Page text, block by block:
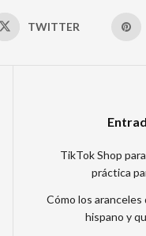
TWITTER
TikTok Shop
práctica
Cómo los
hispano y